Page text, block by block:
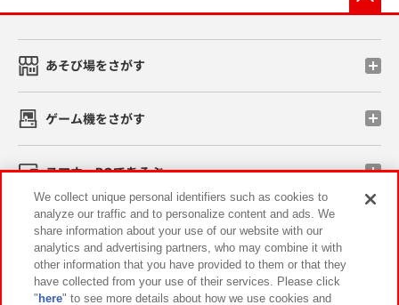
あそび場をさがす
ゲーム機をさがす
スマホ・PCであそぶ
イベント・キャンペーン
We collect unique personal identifiers such as cookies to
analyze our traffic and to personalize content and ads. We
share information about your use of our website with our
analytics and advertising partners, who may combine it with
other information that you have provided to them or that they
have collected from your use of their services. Please click
" here" to see more details about how we use cookies and